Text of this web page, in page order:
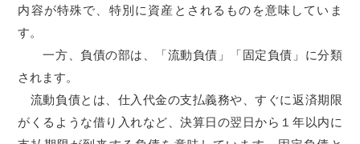
内容が特殊で、特別に資産とされるものを意味していま
す。
一方、負債の部は、「流動負債」「固定負債」に分類
されます。
流動負債とは、仕入代金の支払義務や、すぐに返済期限
がくるような借り入れなど、決算日の翌日から１年以内に